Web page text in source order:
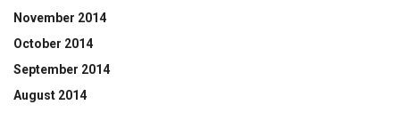
November 2014
October 2014
September 2014
August 2014